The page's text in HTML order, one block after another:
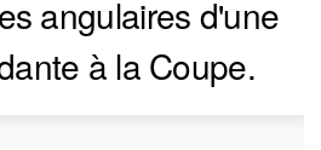
angulaires d'une
à la Coupe.